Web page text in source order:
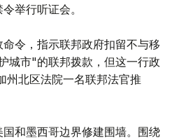
举行听证会。
令，指示联邦政府扣留不与移
城市"的联邦拨款，但这一行政
州北区法院一名联邦法官推
和墨西哥边界修建围墙。围绕